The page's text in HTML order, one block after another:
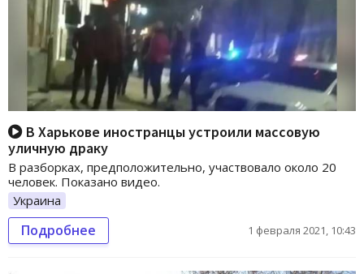
В Харькове иностранцы устроили массовую
уличную драку
В разборках, предположительно, участвовало около 20
человек. Показано видео.
Украина
Подробнее 1 февраля 2021, 10:43